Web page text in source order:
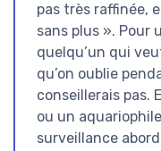
pas très raffinée,
sans plus ». Pour
quelqu’un qui
qu’on oublie
conseillerais pas.
ou un
surveillance